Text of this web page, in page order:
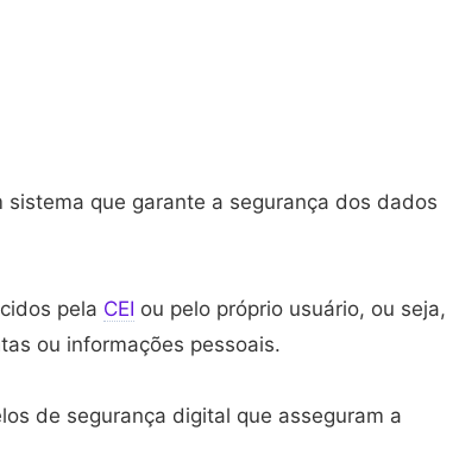
que garante a segurança dos dados
pela CEI ou pelo próprio usuário, ou seja,
ou informações pessoais.
de segurança digital que asseguram a